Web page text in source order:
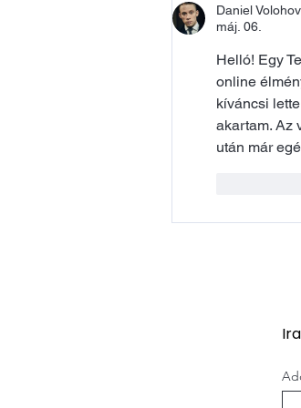
Daniel
máj. 06.
Helló! Egy
online
kíváncsi
akartam. Az
után már